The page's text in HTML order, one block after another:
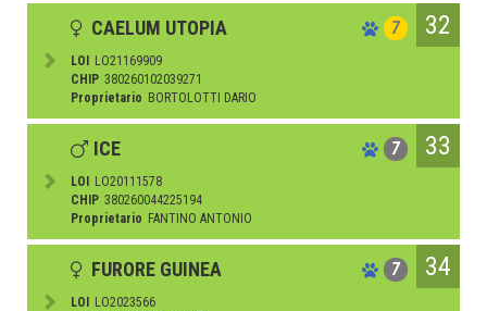
CAELUM UTOPIA 7 32
LOI
LO21169909
CHIP 380260102039271
Proprietario BORTOLOTTI DARIO
ICE 7 33
LOI
LO20111578
CHIP 380260044225194
Proprietario FANTINO ANTONIO
FURORE GUINEA 7 34
LOI
LO2023566